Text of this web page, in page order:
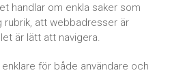
handlar om enkla saker som
rubrik, att webbadresser är
är lätt att navigera.
för både användare och